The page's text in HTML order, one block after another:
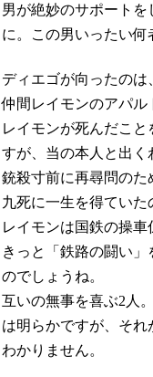
男が絶妙のサポートを
に。この男いったい
ディエゴが向ったの
仲間レイモンのアパル
レイモンが死んだこ
すが、当の本人と出く
銃殺寸前に再尋問のた
九死に一生を得ていた
レイモンは国鉄の操車
きっと「鉄路の闘い」
のでしょうね。
互いの無事を喜ぶ2人
は明らかですが、そ
わかりません。